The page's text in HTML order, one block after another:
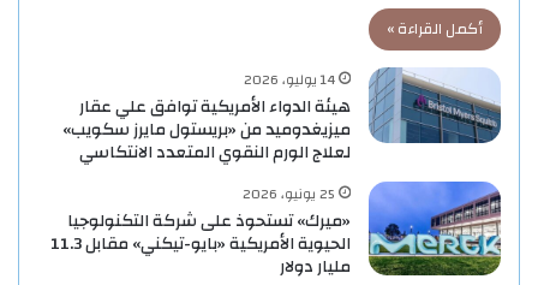
أكمل القراءة »
14 يوليو، 2026
هيئة الدواء الأمريكية توافق علي عقار
ميزيغدوميد من «بريستول مايرز سكويب»
لعلاج الورم النقوي المتعدد الانتكاسي
25 يونيو، 2026
«ميرك» تستحوذ على شركة التكنولوجيا
الحيوية الأمريكية «بايو-تيكني» مقابل 11.3
مليار دولار